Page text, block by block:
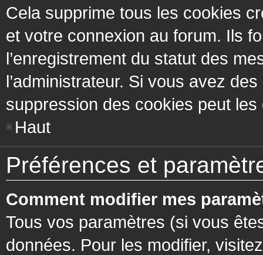
Cela supprime tous les cookies
et votre connexion au forum. Ils
l’enregistrement du statut des
l’administrateur. Si vous avez
suppression des cookies peut les
Haut
Préférences et
Comment modifier mes
Tous vos paramètres (si vous
données. Pour les modifier,